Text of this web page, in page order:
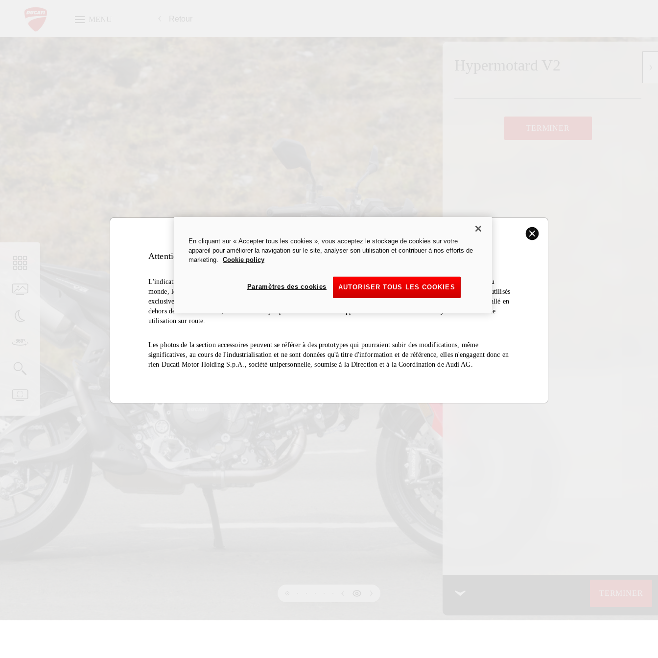
MENU Retour
TERMINER
TERMINER
Attention
L'indication de l'homologation d'un échappement/accessoire dans un pays donné est limitée à ce seul pays. Pour le reste du
monde, le même échappement/accessoire doit être considéré comme "racing" et donc conçu pour des véhicules de course utilisés
exclusivement sur des circuits fermés. Il est interdit par la loi d'utiliser le motocycle avec cet échappement/accessoire installé en
dehors des circuits fermés, et il n'est donc pas permis d'installer l'échappement/accessoire sur des motocycles destinés à une
utilisation sur route.
Les photos de la section accessoires peuvent se référer à des prototypes qui pourraient subir des modifications, même
significatives, au cours de l'industrialisation et ne sont données qu'à titre d'information et de référence, elles n'engagent donc en
rien Ducati Motor Holding S.p.A., société unipersonnelle, soumise à la Direction et à la Coordination de Audi AG.
En cliquant sur « Accepter tous les cookies », vous acceptez le stockage de cookies sur votre
appareil pour améliorer la navigation sur le site, analyser son utilisation et contribuer à nos efforts de
marketing.
Cookie policy
AUTORISER TOUS LES COOKIES
Paramètres des cookies